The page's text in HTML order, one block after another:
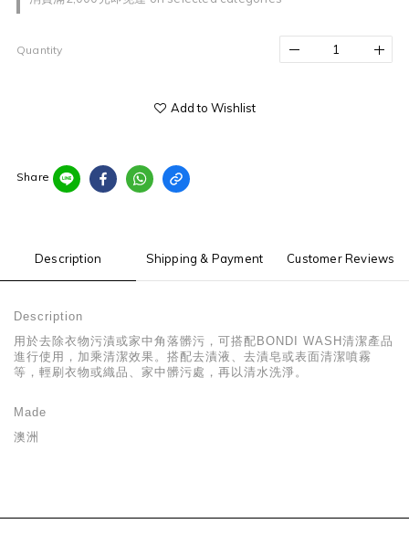
Quantity
Add to Wishlist
Share
Description Shipping & Payment Customer Reviews
Description
用於去除衣物污漬或家中角落髒污，可搭配BONDI WASH清潔產品
進行使用，加乘清潔效果。搭配去漬液、去漬皂或表面清潔噴霧
等，輕刷衣物或織品、家中髒污處，再以清水洗淨。
Made
澳洲